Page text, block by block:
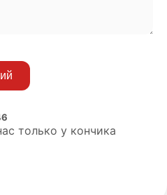
только у кончика